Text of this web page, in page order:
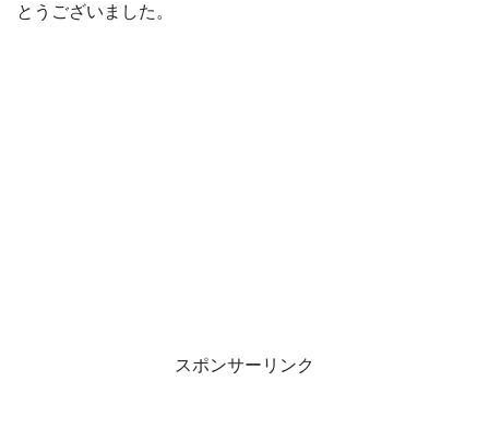
とうございました。
スポンサーリンク